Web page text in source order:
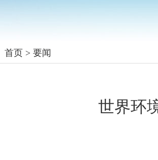
首页 > 要闻
世界环